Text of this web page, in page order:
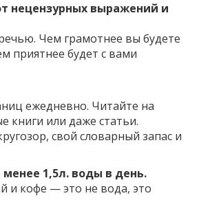
нецензурных выражений и
Чем грамотнее вы будете
приятнее будет с вами
ежедневно. Читайте на
книги или даже статьи.
свой словарный запас и
менее 1,5л. воды в день.
и кофе — это не вода, это